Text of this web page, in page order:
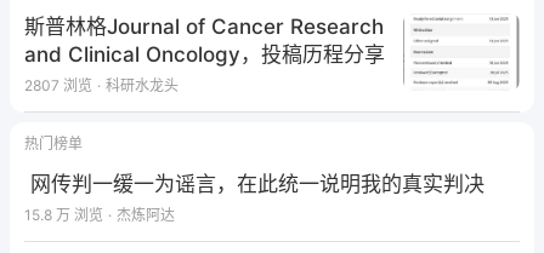
不求鲜花，默默奉献。但我深知，他们是想借助这个
“虚拟”的网络充分发挥自身才能，施展一技（艺）之
长，体验为他人服务及与人交流的乐趣，并从中学习管
理技能和经验，强化专业知识。
几年来，我已见证许许多多版主在现实生活中，在各自
的工作岗位取得一个又一个成就，“Blueman1320”便
是其中的典型一例。
斯普林格Journal of Cancer Research
and Clinical Oncology，投稿历程分享
2807 浏览 · 科研水龙头
热门榜单
网传判一缓一为谣言，在此统一说明我的真实判决
15.8 万 浏览 · 杰炼阿达